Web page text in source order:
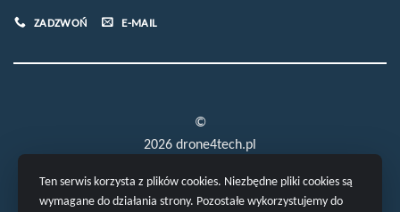
ZADZWOŃ E-MAIL
©
2026 drone4tech.pl
Ten serwis korzysta z plików cookies. Niezbędne pliki cookies są
wymagane do działania strony. Pozostałe wykorzystujemy do